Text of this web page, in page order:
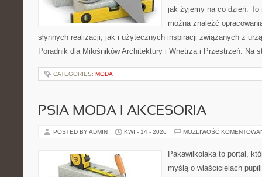
jak żyjemy na co dzień.
można znaleźć
słynnych realizacji, jak i użytecznych inspiracji związanych z
Poradnik dla Miłośników Architektury i Wnętrza i Przestrzeń.
CATEGORIES: MODA
PSIA MODA I AKCESORIA
POSTED BY ADMIN KWI - 14 - 2026 MOŻLIWOŚĆ
Pakawilkolaka to portal,
myślą o właścicielach